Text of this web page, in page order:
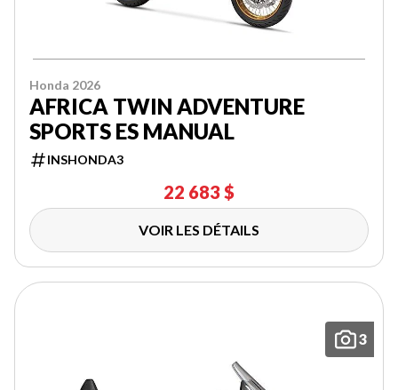
Honda 2026
AFRICA TWIN ADVENTURE
SPORTS ES MANUAL
INSHONDA3
22 683 $
VOIR LES DÉTAILS
3